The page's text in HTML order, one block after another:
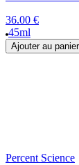
36.00 €
45ml
Ajouter au panier
Percent Science